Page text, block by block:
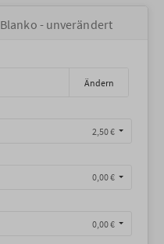
Blanko - unverändert
Ändern
2,50 €
0,00 €
0,00 €